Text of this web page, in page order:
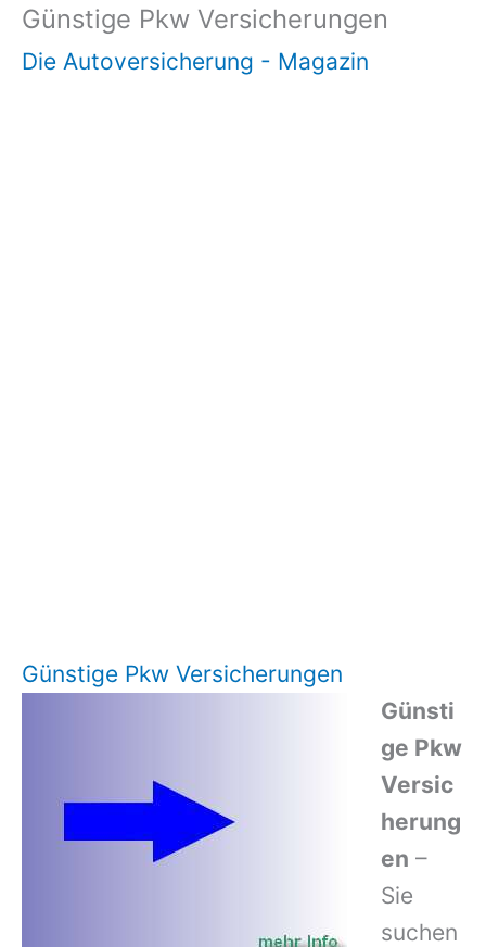
Günstige Pkw Versicherungen
Die Autoversicherung - Magazin
Günstige Pkw Versicherungen
Günsti
ge Pkw
Versic
herung
en –
Sie
suchen